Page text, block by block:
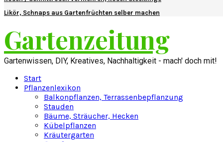
Likör, Schnaps aus Gartenfrüchten selber machen
Gartenzeitung
Gartenwissen, DIY, Kreatives, Nachhaltigkeit - mach' doch mit!
Start
Pflanzenlexikon
Balkonpflanzen, Terrassenbepflanzung
Stauden
Bäume, Sträucher, Hecken
Kübelpflanzen
Kräutergarten